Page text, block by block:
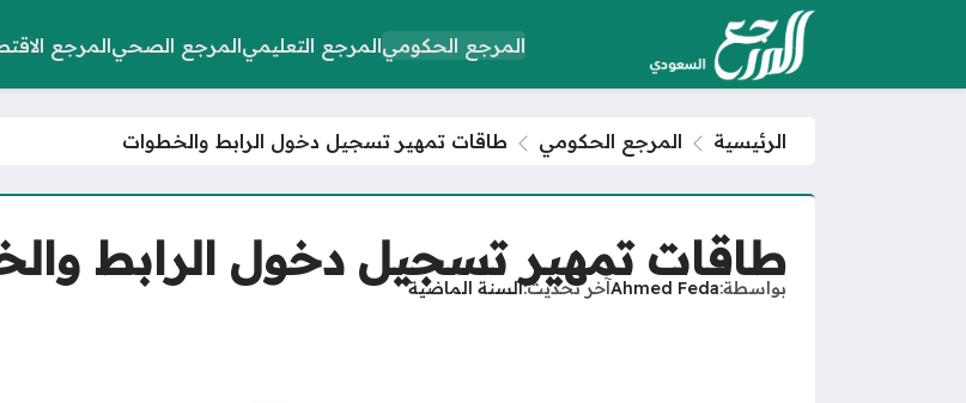
المرجع الحكوميالمرجع التعليميالمرجع الصحيالمرجع
الرئيسية المرجع الحكومي طاقات تمهير تسجيل دخول الرابط والخطوات
طاقات تمهير تسجيل دخول الرابط
بواسطة Ahmed Fedaآخر تحديثالسنة الماضية